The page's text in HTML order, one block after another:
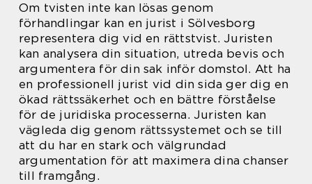
Om tvisten inte kan lösas genom
förhandlingar kan en jurist i Sölvesborg
representera dig vid en rättstvist. Juristen
kan analysera din situation, utreda bevis och
argumentera för din sak inför domstol. Att ha
en professionell jurist vid din sida ger dig en
ökad rättssäkerhet och en bättre förståelse
för de juridiska processerna. Juristen kan
vägleda dig genom rättssystemet och se till
att du har en stark och välgrundad
argumentation för att maximera dina chanser
till framgång.